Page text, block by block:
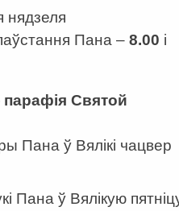
нядзеля
Пана –8.00 і
Святой
Пана ў Вялікі чацвер
Пана ў Вялікую